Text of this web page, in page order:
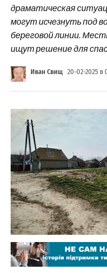
драматическая
могут исчезнуть под
береговой линии.
ищут решение для
Иван Свищ 20-02-2025 в